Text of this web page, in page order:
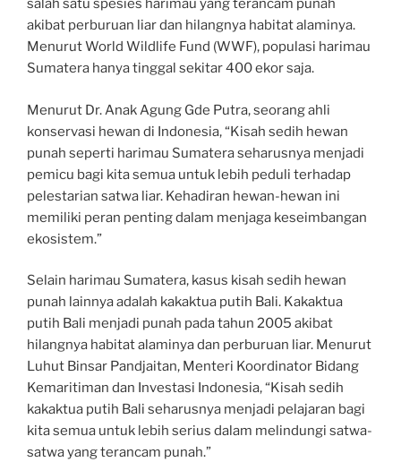
salah satu spesies harimau yang terancam punah
akibat perburuan liar dan hilangnya habitat alaminya.
Menurut World Wildlife Fund (WWF), populasi harimau
Sumatera hanya tinggal sekitar 400 ekor saja.
Menurut Dr. Anak Agung Gde Putra, seorang ahli
konservasi hewan di Indonesia, “Kisah sedih hewan
punah seperti harimau Sumatera seharusnya menjadi
pemicu bagi kita semua untuk lebih peduli terhadap
pelestarian satwa liar. Kehadiran hewan-hewan ini
memiliki peran penting dalam menjaga keseimbangan
ekosistem.”
Selain harimau Sumatera, kasus kisah sedih hewan
punah lainnya adalah kakaktua putih Bali. Kakaktua
putih Bali menjadi punah pada tahun 2005 akibat
hilangnya habitat alaminya dan perburuan liar. Menurut
Luhut Binsar Pandjaitan, Menteri Koordinator Bidang
Kemaritiman dan Investasi Indonesia, “Kisah sedih
kakaktua putih Bali seharusnya menjadi pelajaran bagi
kita semua untuk lebih serius dalam melindungi satwa-
satwa yang terancam punah.”